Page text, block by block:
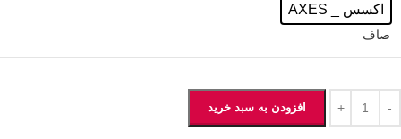
اکسس _ AXES
صاف
افزودن به سبد خرید